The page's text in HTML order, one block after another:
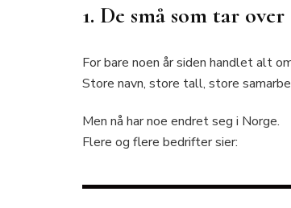
1. De små som tar over
For bare noen år siden handlet alt
Store navn, store tall, store
Men nå har noe endret seg i Norge.
Flere og flere bedrifter sier: